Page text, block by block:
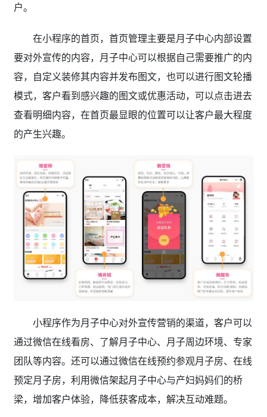
户。
在小程序的首页，首页管理主要是月子中心内部设置
要对外宣传的内容，月子中心可以根据自己需要推广的内
容，自定义装修其内容并发布图文，也可以进行图文轮播
模式，客户看到感兴趣的图文或优惠活动，可以点击进去
查看明细内容，在首页最显眼的位置可以让客户最大程度
的产生兴趣。
小程序作为月子中心对外宣传营销的渠道，客户可以
通过微信在线看房、了解月子中心、月子周边环境、专家
团队等内容。还可以通过微信在线预约参观月子房、在线
预定月子房，利用微信架起月子中心与产妇妈妈们的桥
梁，增加客户体验，降低获客成本，解决互动难题。